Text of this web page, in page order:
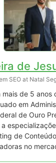
de
SEO at Natal
mais de 5
em
de Ouro
de
no